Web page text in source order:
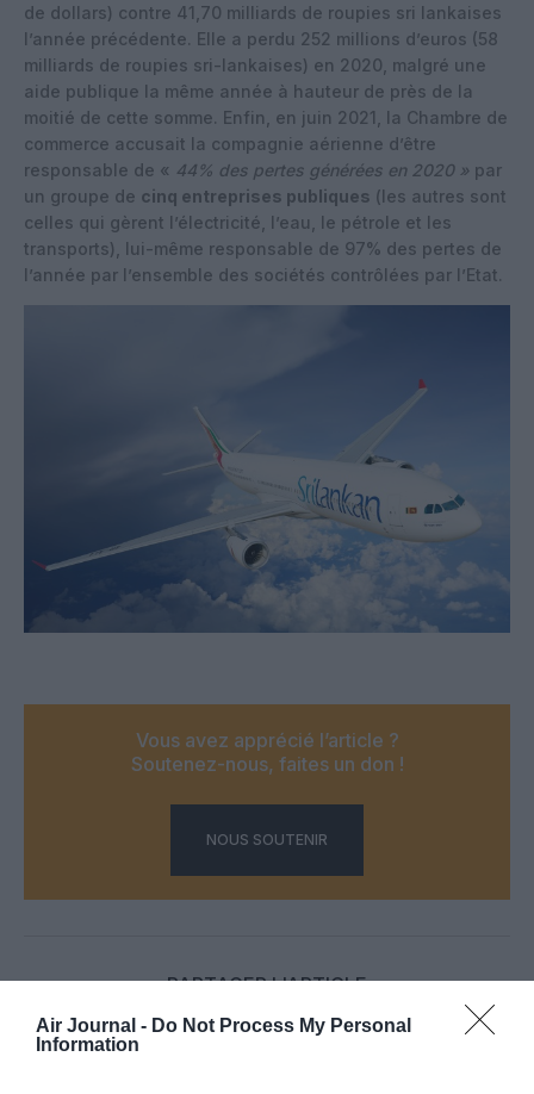
Air Journal - Do Not Process My Personal
Information
de dollars) contre 41,70 milliards de roupies sri lankaises
l’année précédente. Elle a perdu 252 millions d’euros (58
milliards de roupies sri-lankaises) en 2020, malgré une
aide publique la même année à hauteur de près de la
moitié de cette somme. Enfin, en juin 2021, la Chambre de
commerce accusait la compagnie aérienne d’être
responsable de « 44% des pertes générées en 2020 » par
un groupe de cinq entreprises publiques (les autres sont
celles qui gèrent l’électricité, l’eau, le pétrole et les
transports), lui-même responsable de 97% des pertes de
l’année par l’ensemble des sociétés contrôlées par l’Etat.
Vous avez apprécié l’article ?
Soutenez-nous, faites un don !
NOUS SOUTENIR
PARTAGER L'ARTICLE